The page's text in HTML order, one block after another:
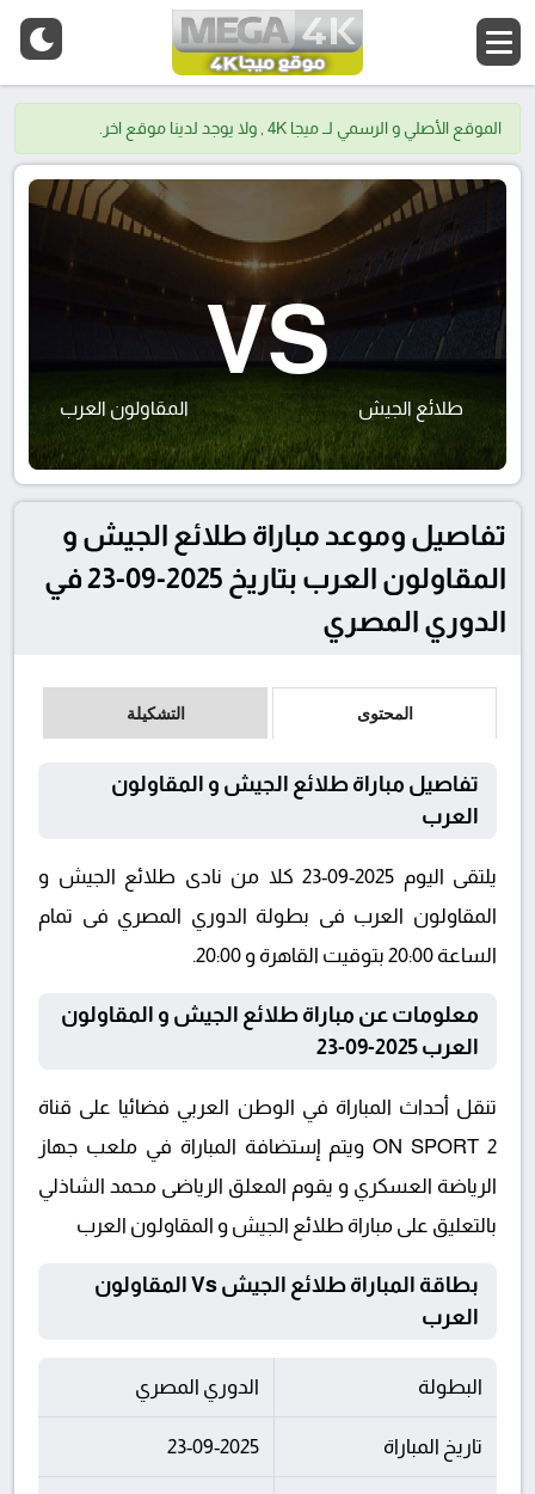
الموقع الأصلي و الرسمي لــ ميجا 4K , ولا يوجد لدينا موقع اخر.
طلائع الجيش
VS
المقاولون العرب
تفاصيل وموعد مباراة طلائع الجيش و
المقاولون العرب بتاريخ 2025-09-23 في
الدوري المصري
المحتوى التشكيلة
تفاصيل مباراة طلائع الجيش و المقاولون
العرب
يلتقى اليوم 2025-09-23 كلا من نادى طلائع الجيش و
المقاولون العرب فى بطولة الدوري المصري فى تمام
الساعة 20:00 بتوقيت القاهرة و 20:00.
معلومات عن مباراة طلائع الجيش و المقاولون
العرب 2025-09-23
تنقل أحداث المباراة في الوطن العربي فضائيا على قناة
ON SPORT 2 ويتم إستضافة المباراة في ملعب جهاز
الرياضة العسكري و يقوم المعلق الرياضى محمد الشاذلي
بالتعليق على مباراة طلائع الجيش و المقاولون العرب
بطاقة المباراة طلائع الجيش Vs المقاولون
العرب
البطولة الدوري المصري
تاريخ المباراة 23-09-2025